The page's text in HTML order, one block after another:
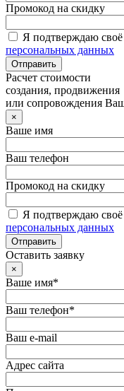
Промокод на скидку
Я подтверждаю своё
персональных данных
Отправить
Расчет стоимости
создания, продвижения
или сопровождения
×
Ваше имя
Ваш телефон
Промокод на скидку
Я подтверждаю своё
персональных данных
Отправить
Оставить заявку
×
Ваше имя*
Ваш телефон*
Ваш e-mail
Адрес сайта